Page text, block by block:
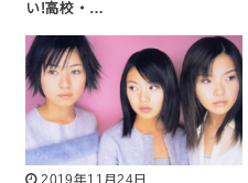
い!高校・…
2019年11月24日